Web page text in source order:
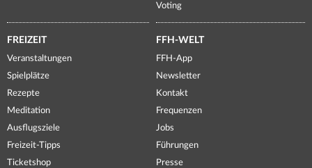
Voting
FREIZEIT
Veranstaltungen
Spielplätze
Rezepte
Meditation
Ausflugsziele
Freizeit-Tipps
Ticketshop
FFH-WELT
FFH-App
Newsletter
Kontakt
Frequenzen
Jobs
Führungen
Presse